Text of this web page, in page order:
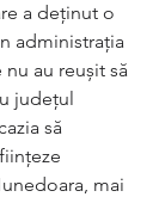
a deținut o
administrația
au reușit să
județul
să
mai